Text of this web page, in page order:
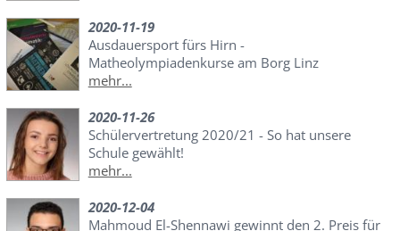
2020-11-19
Ausdauersport fürs Hirn -
Matheolympiadenkurse am Borg Linz
mehr...
2020-11-26
Schülervertretung 2020/21 - So hat unsere
Schule gewählt!
mehr...
2020-12-04
Mahmoud El-Shennawi gewinnt den 2. Preis für